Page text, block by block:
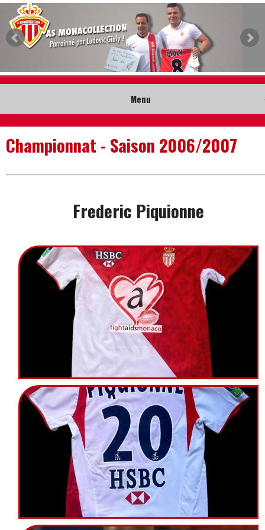
Menu
Accueil
Collection
Contact
Championnat - Saison 2006/2007
Frederic Piquionne